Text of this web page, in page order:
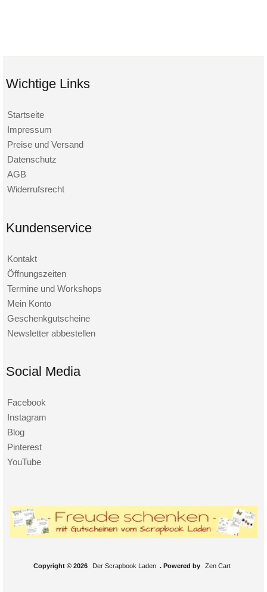
Wichtige Links
Startseite
Impressum
Preise und Versand
Datenschutz
AGB
Widerrufsrecht
Kundenservice
Kontakt
Öffnungszeiten
Termine und Workshops
Mein Konto
Geschenkgutscheine
Newsletter abbestellen
Social Media
Facebook
Instagram
Blog
Pinterest
YouTube
Copyright © 2026 Der Scrapbook Laden . Powered by Zen Cart